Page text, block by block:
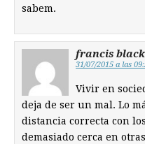
sabem.
francis black
31/07/2015 a las
Vivir en
deja de ser un mal. Lo
distancia correcta con
demasiado cerca en